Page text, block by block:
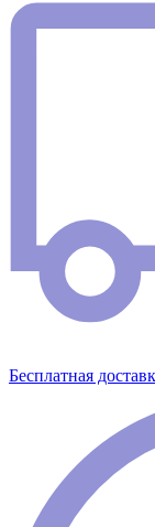
Бесплатная